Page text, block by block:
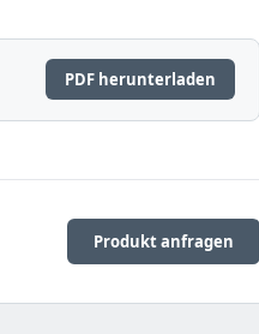
PDF herunterladen
Produkt anfragen